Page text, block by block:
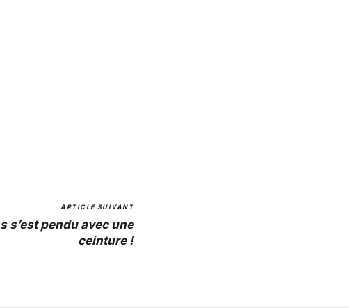
ARTICLE SUIVANT
s’est pendu avec une
ceinture !